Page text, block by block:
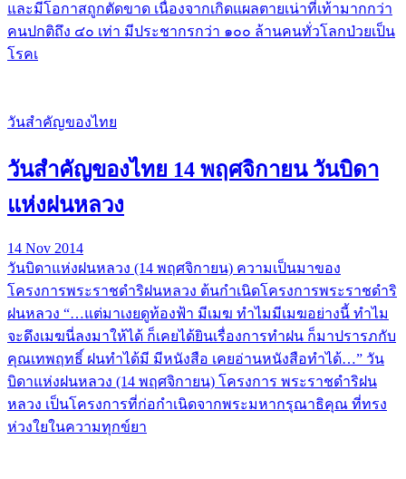
และมีโอกาสถูกตัดขาด เนื่องจากเกิดแผลตายเน่าที่เท้ามากกว่า
คนปกติถึง ๔๐ เท่า มีประชากรกว่า ๑๐๐ ล้านคนทั่วโลกป่วยเป็น
โรคเ
วันสำคัญของไทย
วันสำคัญของไทย 14 พฤศจิกายน วันบิดา
แห่งฝนหลวง
14 Nov 2014
วันบิดาแห่งฝนหลวง (14 พฤศจิกายน) ความเป็นมาของ
โครงการพระราชดำริฝนหลวง ต้นกำเนิดโครงการพระราชดำริ
ฝนหลวง “…แต่มาเงยดูท้องฟ้า มีเมฆ ทำไมมีเมฆอย่างนี้ ทำไม
จะดึงเมฆนี่ลงมาให้ได้ ก็เคยได้ยินเรื่องการทำฝน ก็มาปรารภกับ
คุณเทพฤทธิ์ ฝนทำได้มี มีหนังสือ เคยอ่านหนังสือทำได้…” วัน
บิดาแห่งฝนหลวง (14 พฤศจิกายน) โครงการ พระราชดำริฝน
หลวง เป็นโครงการที่ก่อกำเนิดจากพระมหากรุณาธิคุณ ที่ทรง
ห่วงใยในความทุกข์ยา